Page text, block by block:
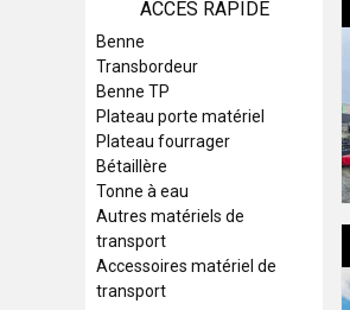
ACCÈS RAPIDE
Benne
Transbordeur
Benne TP
Plateau porte matériel
Plateau fourrager
Bétaillère
Tonne à eau
Autres matériels de
transport
Accessoires matériel de
transport